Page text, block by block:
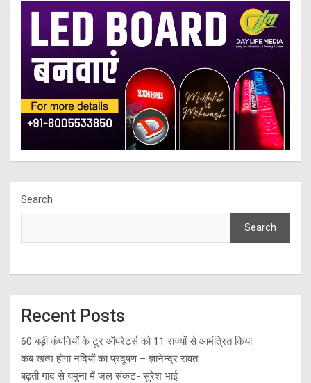
Search
Search
Recent Posts
60 बड़ी कंपनियों के टूर ऑपरेटर्स को 11 राज्यों से आमंत्रित किया
कब खत्म होगा नदियों का प्रदूषण – ज्ञानेन्द्र रावत
बढ़ती गाद से यमुना में जल संकट- सुरेश भाई